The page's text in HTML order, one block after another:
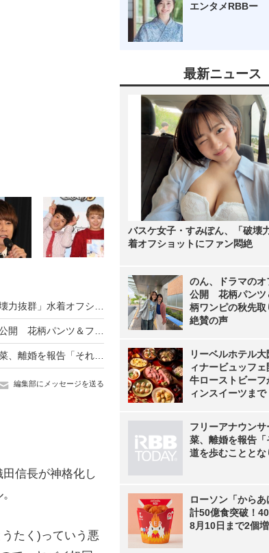
編集部にメッセージを送る
信長が神格化し
たく)っていう悪
エンタメRBBー
最新ニュース
バスケ女子・すみぽん、「破壊
着オフショットにファン悶絶
のん、ドラマのオ
公開 花柄パンツ
柄ワンピの秋先取
絶賛の声
リーベルホテル
ィナービュッフ
牛ローストビーフ
ィンスイーツまで
フリーアナウンサ
菜、離婚を報告「
道を歩むこととな
ローソン「から
計50億食突破！
8月10日まで2個